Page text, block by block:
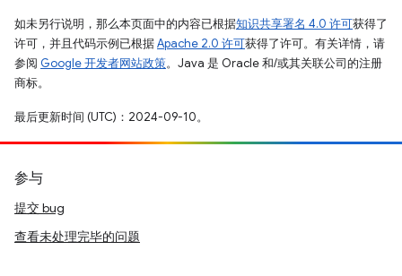
如未另行说明，那么本页面中的内容已根据知识共享署名 4.0 许可获得了
许可，并且代码示例已根据Apache 2.0 许可获得了许可。有关详情，请
参阅 Google 开发者网站政策。Java 是 Oracle 和/或其关联公司的注册
商标。
最后更新时间 (UTC)：2024-09-10。
参与
提交 bug
查看未处理完毕的问题